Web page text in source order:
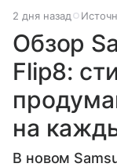
2 дня назад
Обзор
Flip8:
на
В новом